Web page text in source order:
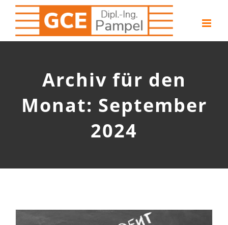
Zum
Inhalt
springen
Archiv für den
Monat: September
2024